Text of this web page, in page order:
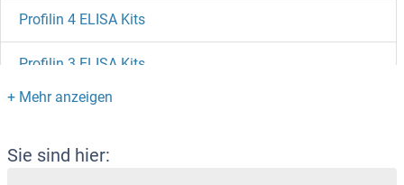
Profilin 4 ELISA Kits
Profilin 3 ELISA Kits
PRODH ELISA Kits
PROCR ELISA Kits
Sie sind hier: